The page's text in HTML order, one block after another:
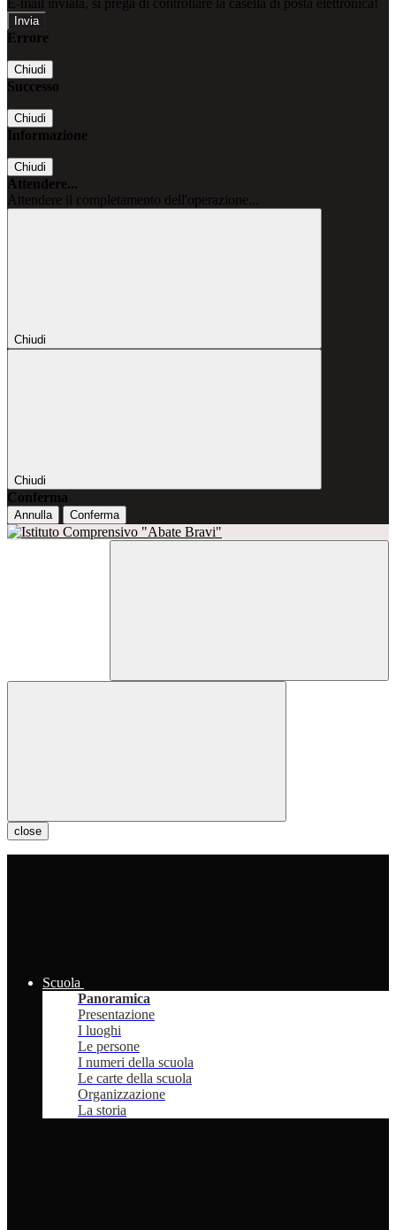
E-mail inviata, si prega di controllare la casella di posta elettronica!
Errore
Chiudi
Successo
Chiudi
Informazione
Chiudi
Attendere...
Attendere il completamento dell'operazione...
Chiudi
Chiudi
Conferma
Annulla Conferma
close
Scuola
Panoramica
Presentazione
I luoghi
Le persone
I numeri della scuola
Le carte della scuola
Organizzazione
La storia